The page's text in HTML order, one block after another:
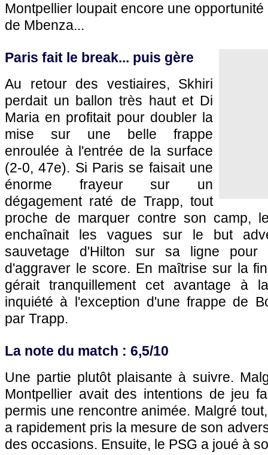
Montpellier loupait encore une
de Mbenza...
Paris fait le break... puis gère
Au retour des vestiaires, Skhiri
perdait un ballon très haut et Di
Maria en profitait pour doubler la
mise sur une belle frappe
enroulée à l'entrée de la surface
(2-0, 47e). Si Paris se faisait une
énorme frayeur sur un
dégagement raté de Trapp, tout
proche de marquer contre son camp,
enchaînait les vagues sur le but
sauvetage d'Hilton sur sa ligne pour
d'aggraver le score. En maîtrise sur la
gérait tranquillement cet avantage à
inquiété à l'exception d'une frappe de
par Trapp.
La note du match : 6,5/10
Une partie plutôt plaisante à suivre.
Montpellier avait des intentions de jeu
permis une rencontre animée. Malgré
a rapidement pris la mesure de son
des occasions. Ensuite, le PSG a joué à